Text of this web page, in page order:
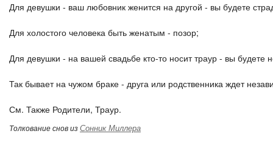
Для девушки - ваш любовник женится на другой - вы будете
Для холостого человека быть женатым - позор;
Для девушки - на вашей свадьбе кто-то носит траур - вы будете
Так бывает на чужом браке - друга или родственника ждет
См. Также Родители, Траур.
Толкование снов изСонник Миллера